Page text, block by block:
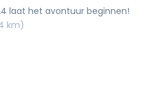
laat het avontuur beginnen!
km)